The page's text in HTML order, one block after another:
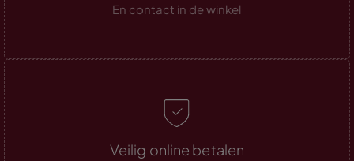
En contact in de winkel
Veilig online betalen